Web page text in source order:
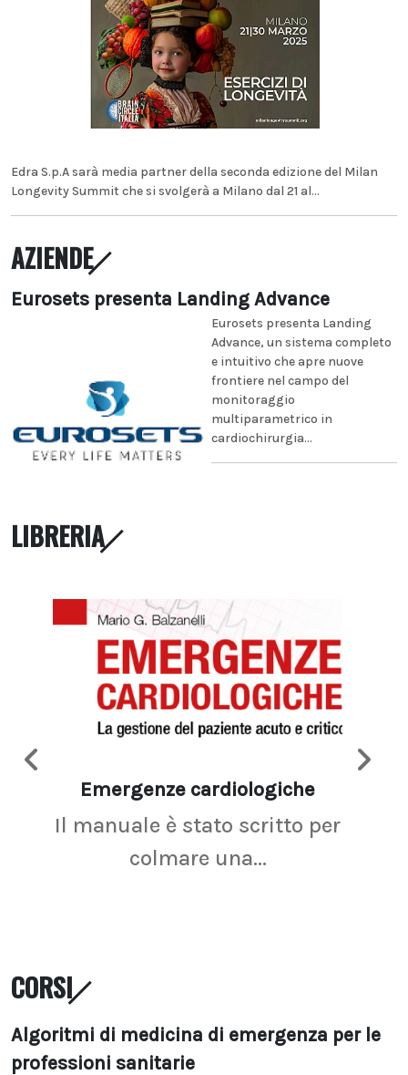
Edra S.p.A sarà media partner della seconda edizione del Milan
Longevity Summit che si svolgerà a Milano dal 21 al...
AZIENDE
Eurosets presenta Landing Advance
Eurosets presenta Landing
Advance, un sistema completo
e intuitivo che apre nuove
frontiere nel campo del
monitoraggio
multiparametrico in
cardiochirurgia...
LIBRERIA
Emergenze cardiologiche
Il manuale è stato scritto per
colmare una...
CORSI
Algoritmi di medicina di emergenza per le
professioni sanitarie